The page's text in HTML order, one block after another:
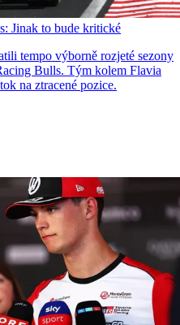
Jinak to bude kritické
tempo výborně rozjeté sezony
Bulls. Tým kolem Flavia
na ztracené pozice.